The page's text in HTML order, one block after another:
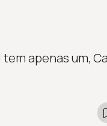
apenas um,